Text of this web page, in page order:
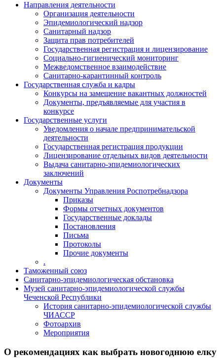
Направления деятельности
Организация деятельности
Эпидемиологический надзор
Санитарный надзор
Защита прав потребителей
Государственная регистрация и лицензирование
Социально-гигиенический мониторинг
Межведомственное взаимодействие
Санитарно-карантинный контроль
Государственная служба и кадры
Конкурсы на замещение вакантных должностей
Документы, предъявляемые для участия в
конкурсе
Государственные услуги
Уведомления о начале предпринимательской
деятельности
Государственная регистрация продукции
Лицензирование отдельных видов деятельности
Выдача санитарно-эпидемиологических
заключений
Документы
Документы Управления Роспотребнадзора
Приказы
Формы отчетных документов
Государственные доклады
Постановления
Письма
Протоколы
Прочие документы
.
Таможенный союз
Санитарно-эпидемиологическая обстановка
Музей санитарно-эпидемиологической службы
Чеченской Республики
История санитарно-эпидемиологической службы
ЧИАССР
Фотоархив
Мероприятия
О рекомендациях как выбрать новогоднюю елку